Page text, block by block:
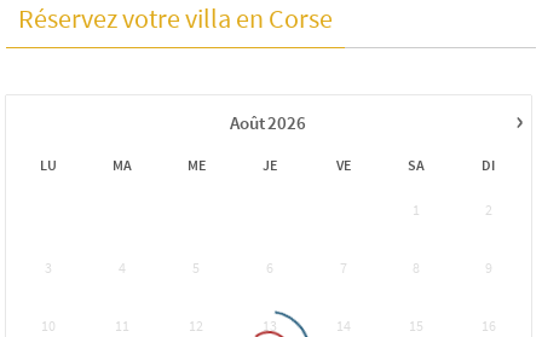
Réservez votre villa en Corse
›
Août2026
LU MA ME JE VE SA DI
1 2
3 4 5 6 7 8 9
10 11 12 13 14 15 16